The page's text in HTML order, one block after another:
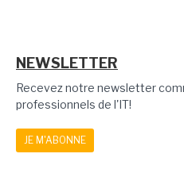
NEWSLETTER
Recevez notre newsletter
professionnels de l'IT!
JE M'ABONNE